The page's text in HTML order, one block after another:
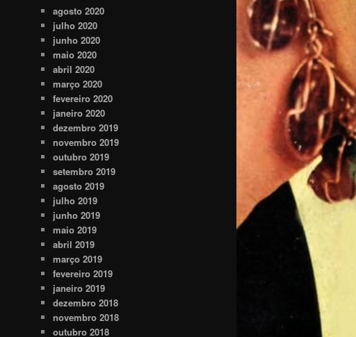
agosto 2020
julho 2020
junho 2020
maio 2020
abril 2020
março 2020
fevereiro 2020
janeiro 2020
dezembro 2019
novembro 2019
outubro 2019
setembro 2019
agosto 2019
julho 2019
junho 2019
maio 2019
abril 2019
março 2019
fevereiro 2019
janeiro 2019
dezembro 2018
novembro 2018
outubro 2018